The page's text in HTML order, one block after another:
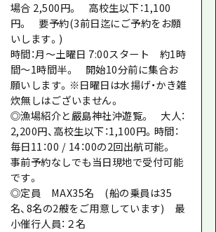
場合 2,500円。 高校生以下：1,100
円。 要予約(3前日迄にご予約をお願
いします。)
時間：月〜土曜日 7:00スタート 約1時
間～1時間半。 開始10分前に集合お
願いします。※日曜日は水揚げ・かき雑
炊無しはございません。
◎漁場紹介と嚴島神社沖遊覧。 大人：
2,200円、高校生以下：1,100円。時間：
毎日11：00 / 14：00の2回出航可能。
事前予約なしでも当日現地で受付可能
です。
◎定員 MAX35名 (船の乗員は35
名、8名の2艘をご用意しています) 最
小催行人員：２名